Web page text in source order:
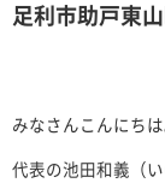
足利市助戸東
みなさんこんにちは
代表の池田和義（